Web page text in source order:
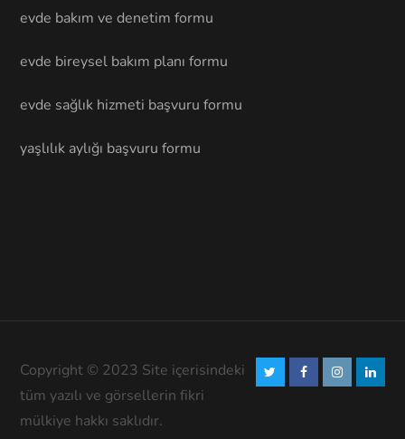
evde bakım ve denetim formu
evde bireysel bakım planı formu
evde sağlık hizmeti başvuru formu
yaşlılık aylığı başvuru formu
Copyright © 2023 Site içerisindeki
tüm yazılı ve görsellerin fikri
mülkiye hakkı saklıdır.